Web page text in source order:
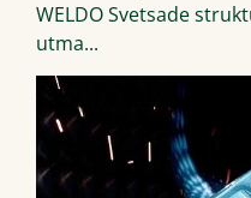
WELDO Svetsade
utma...